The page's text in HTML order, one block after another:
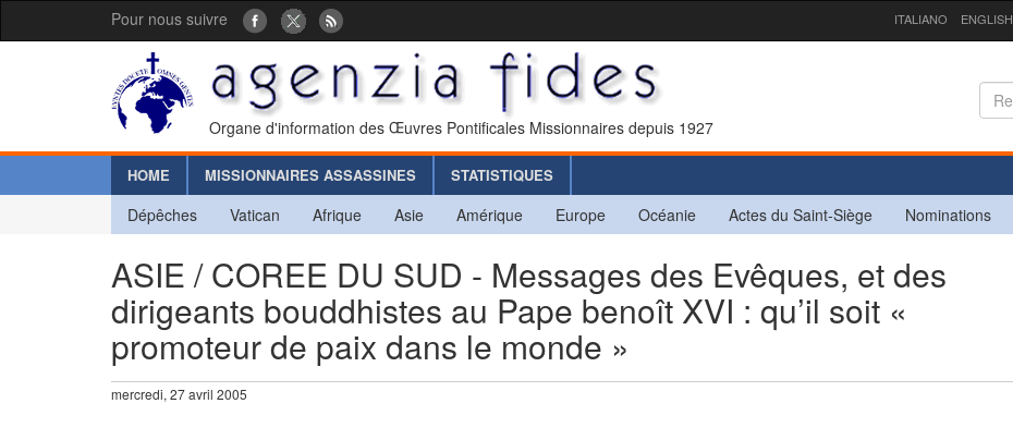
Pour nous suivre ITALIANO ENGLISH
Organe d'information des Œuvres Pontificales Missionnaires depuis 1927
HOME MISSIONNAIRES ASSASSINES STATISTIQUES
Dépêches Vatican Afrique Asie Amérique Europe Océanie Actes du Saint-Siège Nominations
ASIE / COREE DU SUD - Messages des Evêques, et des
dirigeants bouddhistes au Pape benoît XVI : qu’il soit «
promoteur de paix dans le monde »
mercredi, 27 avril 2005